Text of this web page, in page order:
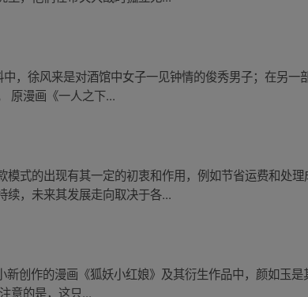
，徐风来是对酒馆中女子一见钟情的俊秀男子；在另
原漫画《一人之下...
式的出现有其一定的初衷和作用，例如节省运费和处
续，未来其发展走向取决于各...
新创作的漫画《狐妖小红娘》及其衍生作品中，颜如玉
意的是，这只...